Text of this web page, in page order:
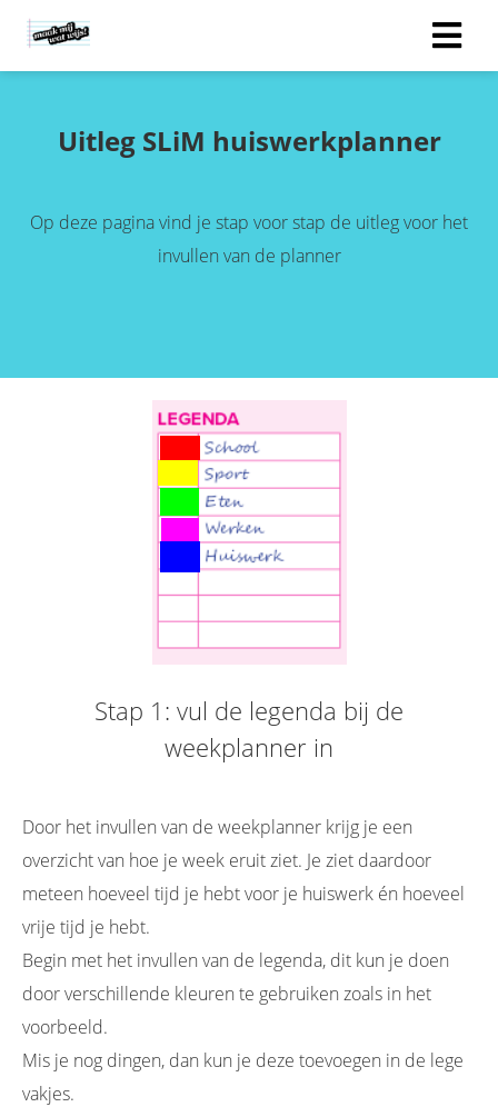
Uitleg SLiM huiswerkplanner
Op deze pagina vind je stap voor stap de uitleg voor het
invullen van de planner
Stap 1: vul de legenda bij de
weekplanner in
Door het invullen van de weekplanner krijg je een
overzicht van hoe je week eruit ziet. Je ziet daardoor
meteen hoeveel tijd je hebt voor je huiswerk én hoeveel
vrije tijd je hebt.
Begin met het invullen van de legenda, dit kun je doen
door verschillende kleuren te gebruiken zoals in het
voorbeeld.
Mis je nog dingen, dan kun je deze toevoegen in de lege
vakjes.